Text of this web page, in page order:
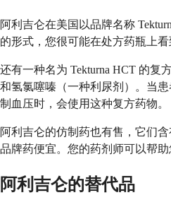
阿利吉仑在美国以品牌名称
的形式，您很可能在处方药瓶上看
还有一种名为 Tekturna HCT 的复
和氢氯噻嗪（一种利尿剂）。当
制血压时，会使用这种复方药物。
阿利吉仑的仿制药也有售，它们
品牌药便宜。您的药剂师可以帮助
阿利吉仑的替代品